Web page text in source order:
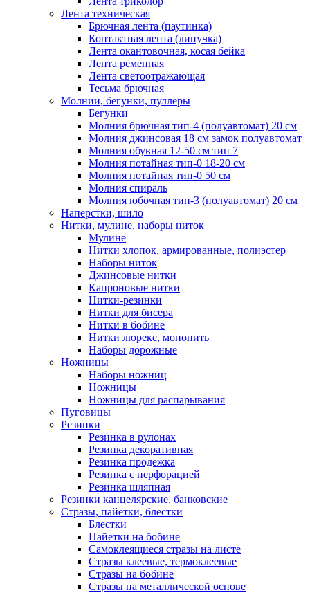
Лента техническая
Брючная лента (паутинка)
Контактная лента (липучка)
Лента окантовочная, косая бейка
Лента ременная
Лента светоотражающая
Тесьма брючная
Молнии, бегунки, пуллеры
Бегунки
Молния брючная тип-4 (полуавтомат) 20 см
Молния джинсовая 18 см замок полуавтомат
Молния обувная 12-50 см тип 7
Молния потайная тип-0 18-20 см
Молния потайная тип-0 50 см
Молния спираль
Молния юбочная тип-3 (полуавтомат) 20 см
Наперстки, шило
Нитки, мулине, наборы ниток
Мулине
Нитки хлопок, армированные, полиэстер
Наборы ниток
Джинсовые нитки
Капроновые нитки
Нитки-резинки
Нитки для бисера
Нитки в бобине
Нитки люрекс, мононить
Наборы дорожные
Ножницы
Наборы ножниц
Ножницы
Ножницы для распарывания
Пуговицы
Резинки
Резинка в рулонах
Резинка декоративная
Резинка продежка
Резинка с перфорацией
Резинка шляпная
Резинки канцелярские, банковские
Стразы, пайетки, блестки
Блестки
Пайетки на бобине
Самоклеящиеся стразы на листе
Стразы клеевые, термоклеевые
Стразы на бобине
Стразы на металлической основе